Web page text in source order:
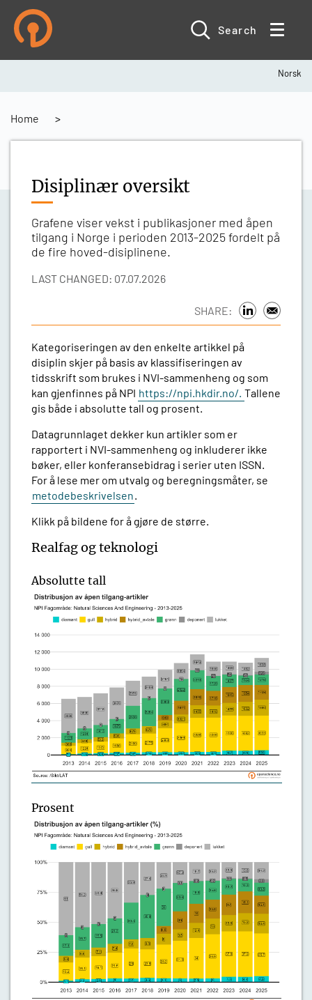
main
content
Search
Norsk
Breadcrumb
Home
Disiplinær oversikt
Grafene viser vekst i publikasjoner med åpen
tilgang i Norge i perioden 2013-2025 fordelt på
de fire hoved-disiplinene.
LAST CHANGED: 07.07.2026
SHARE:
Kategoriseringen av den enkelte artikkel på
disiplin skjer på basis av klassifiseringen av
tidsskrift som brukes i NVI-sammenheng og som
kan gjenfinnes på NPI https://npi.hkdir.no/. Tallene
gis både i absolutte tall og prosent.
Datagrunnlaget dekker kun artikler som er
rapportert i NVI-sammenheng og inkluderer ikke
bøker, eller konferansebidrag i serier uten ISSN.
For å lese mer om utvalg og beregningsmåter, se
metodebeskrivelsen.
Klikk på bildene for å gjøre de større.
Realfag og teknologi
Absolutte tall
Prosent